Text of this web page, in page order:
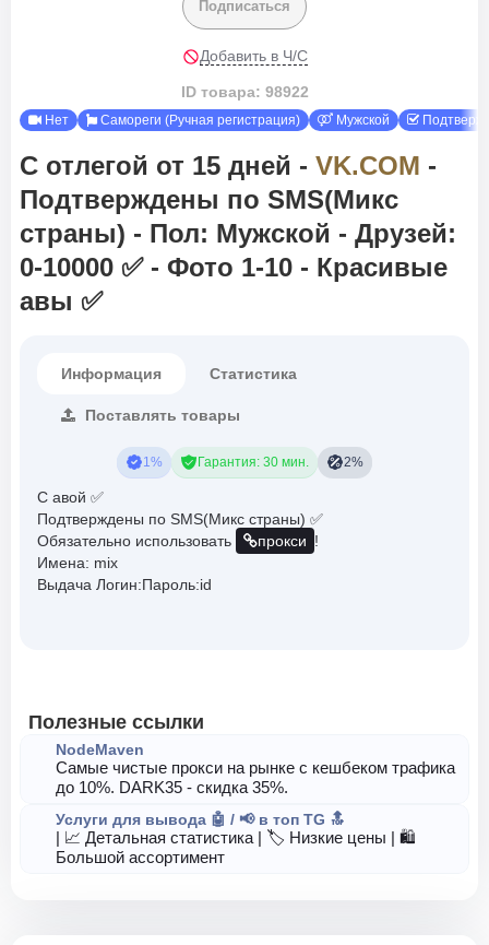
Подписаться
Добавить в Ч/С
ID товара: 98922
Нет Самореги (Ручная регистрация) Мужской
C отлегой от 15 дней - VK.COM -
Подтверждены по SMS(Микс
страны) - Пол: Мужской - Друзей:
0-10000 ✅ - Фото 1-10 - Красивые
авы ✅
Информация Статистика
Поставлять товары
1% Гарантия: 30 мин. 2%
C авой ✅
Подтверждены по SMS(Микс страны) ✅
Обязательно использовать
прокси !
Имена: mix
Выдача Логин:Пароль:id
Полезные ссылки
NodeMaven
Самые чистые прокси на рынке с кешбеком трафика
до 10%. DARK35 - скидка 35%.
Услуги для вывода 🤖 / 📢 в топ TG 🔝
| 📈 Детальная статистика | 🏷️ Низкие цены | 🛍️
Большой ассортимент